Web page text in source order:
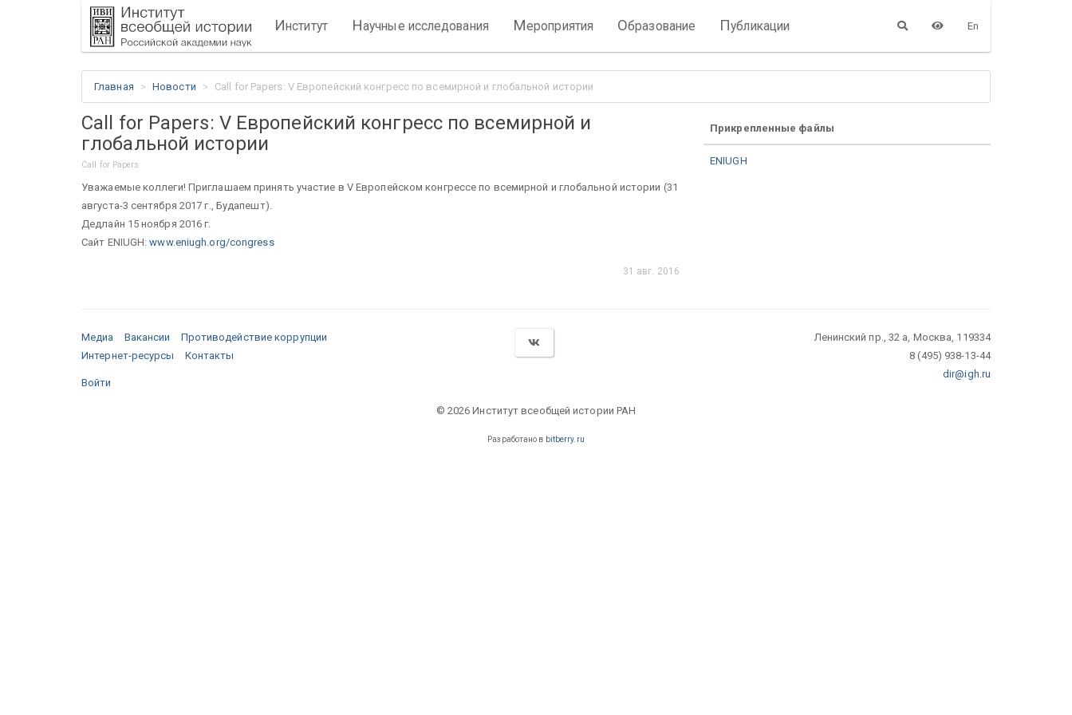
Институт Научные исследования Мероприятия Образование Публикации En
Главная Новости Call for Papers: V Европейский конгресс по всемирной и глобальной истории
Call for Papers: V Европейский конгресс по всемирной и
глобальной истории
Call for Papers
Уважаемые коллеги! Приглашаем принять участие в V Европейском конгрессе по всемирной и глобальной истории (31
августа-3 сентября 2017 г., Будапешт).
Дедлайн 15 ноября 2016 г.
Сайт ENIUGH:www.eniugh.org/congress
31 авг. 2016
Прикрепленные файлы
ENIUGH
Медиа Вакансии
Противодействие коррупции
Интернет-ресурсы
Контакты
Войти
Ленинский пр., 32 а, Москва, 119334
8 (495) 938-13-44
dir@igh.ru
© 2026 Институт всеобщей истории РАН
Разработано в bitberry.ru